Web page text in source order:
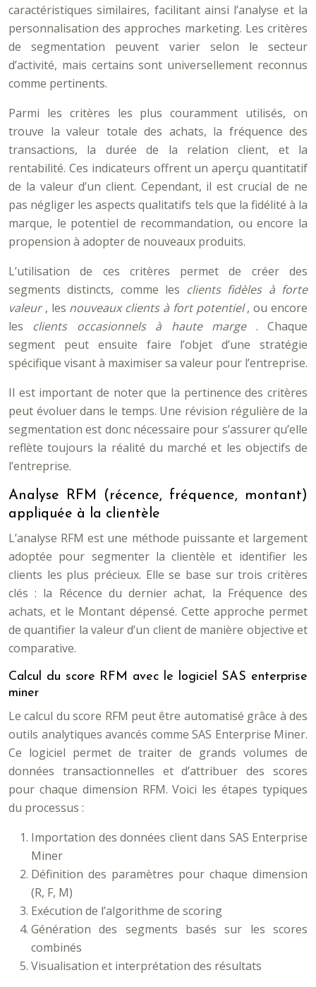
caractéristiques similaires, facilitant ainsi l’analyse et la
personnalisation des approches marketing. Les critères
de segmentation peuvent varier selon le secteur
d’activité, mais certains sont universellement reconnus
comme pertinents.
Parmi les critères les plus couramment utilisés, on
trouve la valeur totale des achats, la fréquence des
transactions, la durée de la relation client, et la
rentabilité. Ces indicateurs offrent un aperçu quantitatif
de la valeur d’un client. Cependant, il est crucial de ne
pas négliger les aspects qualitatifs tels que la fidélité à la
marque, le potentiel de recommandation, ou encore la
propension à adopter de nouveaux produits.
L’utilisation de ces critères permet de créer des
segments distincts, comme les clients fidèles à forte
valeur, les nouveaux clients à fort potentiel, ou encore
les clients occasionnels à haute marge . Chaque
segment peut ensuite faire l’objet d’une stratégie
spécifique visant à maximiser sa valeur pour l’entreprise.
Il est important de noter que la pertinence des critères
peut évoluer dans le temps. Une révision régulière de la
segmentation est donc nécessaire pour s’assurer qu’elle
reflète toujours la réalité du marché et les objectifs de
l’entreprise.
Analyse RFM (récence, fréquence, montant)
appliquée à la clientèle
L’analyse RFM est une méthode puissante et largement
adoptée pour segmenter la clientèle et identifier les
clients les plus précieux. Elle se base sur trois critères
clés : la Récence du dernier achat, la Fréquence des
achats, et le Montant dépensé. Cette approche permet
de quantifier la valeur d’un client de manière objective et
comparative.
Calcul du score RFM avec le logiciel SAS enterprise
miner
Le calcul du score RFM peut être automatisé grâce à des
outils analytiques avancés comme SAS Enterprise Miner.
Ce logiciel permet de traiter de grands volumes de
données transactionnelles et d’attribuer des scores
pour chaque dimension RFM. Voici les étapes typiques
du processus :
Importation des données client dans SAS Enterprise
Miner
Définition des paramètres pour chaque dimension
(R, F, M)
Exécution de l’algorithme de scoring
Génération des segments basés sur les scores
combinés
Visualisation et interprétation des résultats